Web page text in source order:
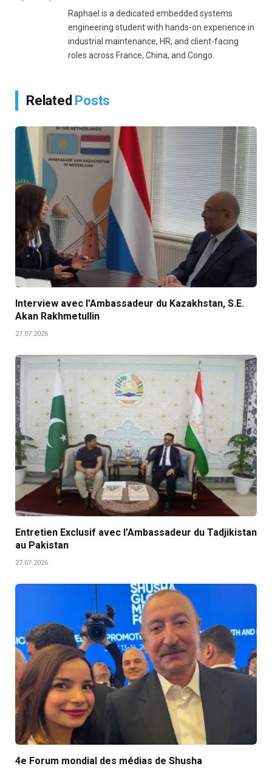
Raphael is a dedicated embedded systems
engineering student with hands-on experience in
industrial maintenance, HR, and client-facing
roles across France, China, and Congo.
Related Posts
Interview avec l’Ambassadeur du Kazakhstan, S.E.
Akan Rakhmetullin
27.07.2026
Entretien Exclusif avec l’Ambassadeur du Tadjikistan
au Pakistan
27.07.2026
4e Forum mondial des médias de Shusha